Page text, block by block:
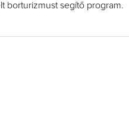
borturizmust segítő program.